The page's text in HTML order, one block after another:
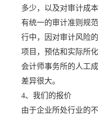
多少，以及对审计成
有统一的审计准则规
行中，因对审计风险
项目，预估和实际所
会计师事务所的人工
差异很大。
4、我们的报价
由于企业所处行业的